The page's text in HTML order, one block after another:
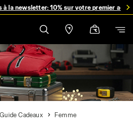
10% sur votre premier achat
pour toute commande supérieure à
Guide Cadeaux Femme